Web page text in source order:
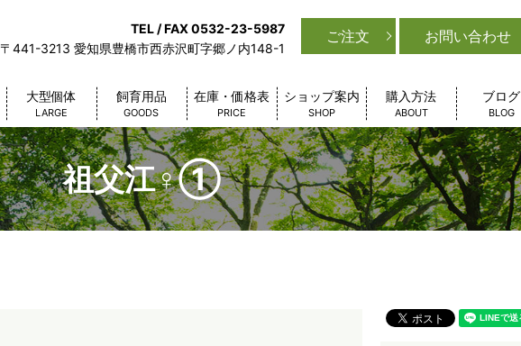
TEL / FAX 0532-23-5987
〒441-3213 愛知県豊橋市西赤沢町字郷ノ内148-1
ご注文 お問い合わせ
大型個体
LARGE
飼育用品
GOODS
在庫・価格表
PRICE
ショップ案内
SHOP
購入方法
ABOUT
ブログ
BLOG
祖父江♀①